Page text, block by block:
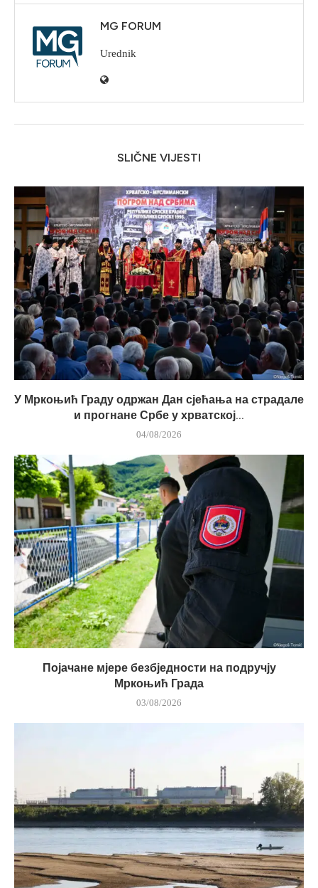
MG FORUM
Urednik
SLIČNE VIJESTI
У Мркоњић Граду одржан Дан сјећања на страдале
и прогнане Србе у хрватској...
04/08/2026
Појачане мјере безбједности на подручју
Мркоњић Града
03/08/2026